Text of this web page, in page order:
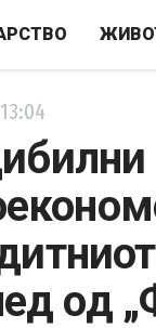
13:04
од